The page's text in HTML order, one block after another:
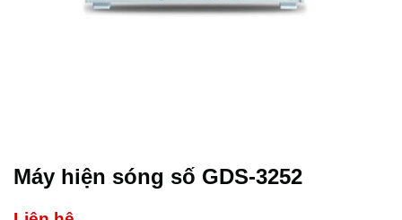
Máy hiện sóng số GDS-3252